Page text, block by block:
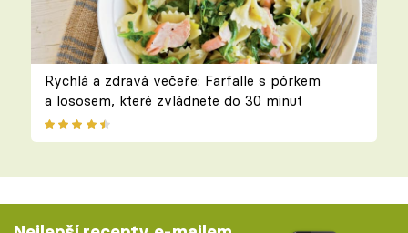
Rychlá a zdravá večeře: Farfalle s pórkem
a lososem, které zvládnete do 30 minut